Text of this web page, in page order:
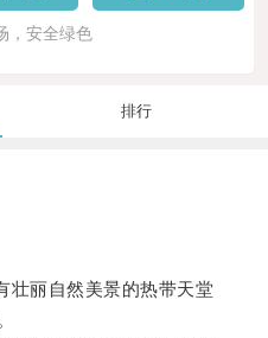
，安全绿色
排行
丽自然美景的热带天堂